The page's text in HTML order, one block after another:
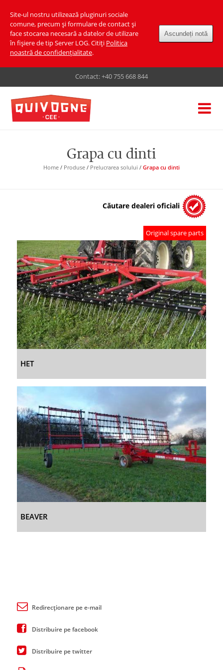
Site-ul nostru utilizează pluginuri sociale
comune, precum și formulare de contact și
face stocarea necesară a datelor de utilizare
în fișiere de tip Server LOG. Citiți Politica
noastră de confidențialitate.
Ascundeți notă
Contact:+40 755 668 844
Grapa cu dinti
Home/ Produse/ Prelucrarea solului / Grapa cu dinti
Căutare dealeri oficiali
Original spare parts
HET
BEAVER
Redirecționare pe e-mail
Distribuire pe facebook
Distribuire pe twitter